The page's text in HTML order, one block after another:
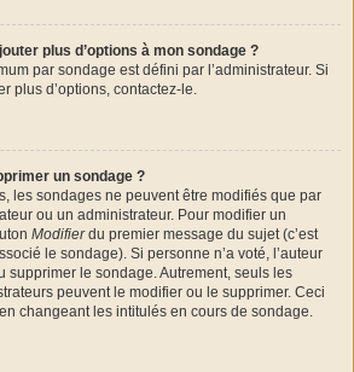
plus d’options à mon sondage ?
par sondage est défini par l’administrateur. Si
plus d’options, contactez-le.
un sondage ?
les sondages ne peuvent être modifiés que par
ou un administrateur. Pour modifier un
Modifierdu premier message du sujet (c’est
le sondage). Si personne n’a voté, l’auteur
supprimer le sondage. Autrement, seuls les
peuvent le modifier ou le supprimer. Ceci
changeant les intitulés en cours de sondage.